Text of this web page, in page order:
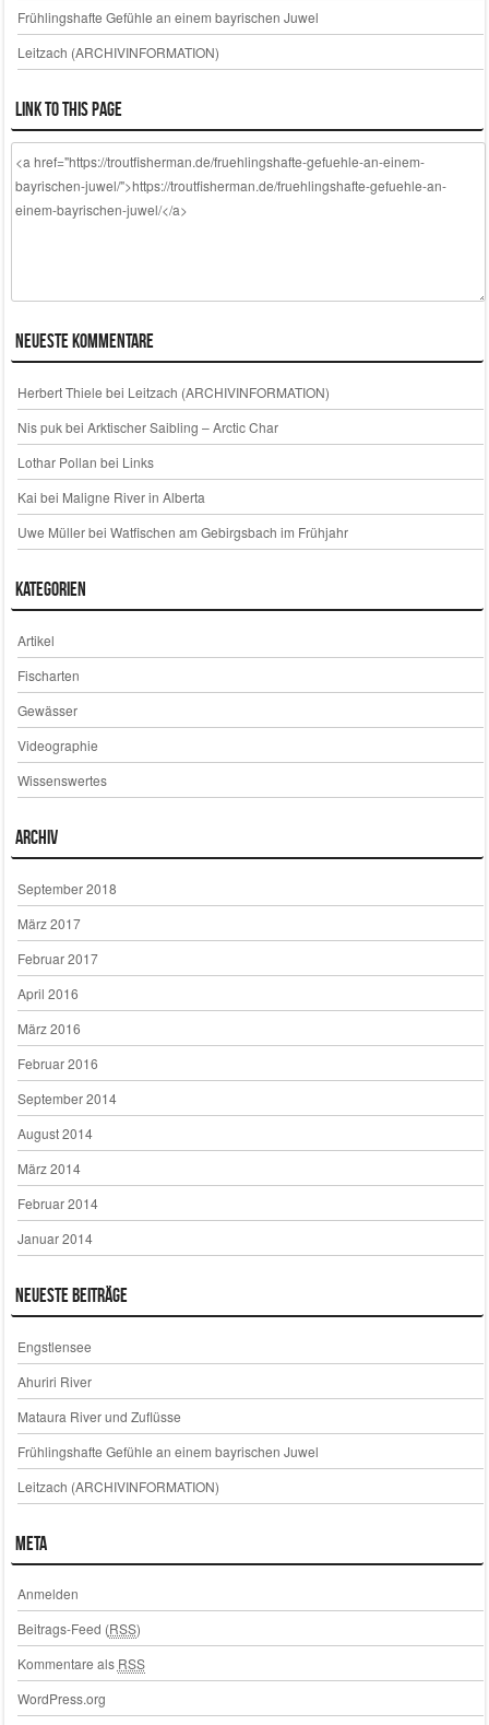
Frühlingshafte Gefühle an einem bayrischen Juwel
Leitzach (ARCHIVINFORMATION)
Link to this page
Neueste Kommentare
Herbert Thiele bei Leitzach (ARCHIVINFORMATION)
Nis pukbei Arktischer Saibling – Arctic Char
Lothar Pollan bei Links
Kai bei Maligne River in Alberta
Uwe Müllerbei Watfischen am Gebirgsbach im Frühjahr
Kategorien
Artikel
Fischarten
Gewässer
Videographie
Wissenswertes
Archiv
September 2018
März 2017
Februar 2017
April 2016
März 2016
Februar 2016
September 2014
August 2014
März 2014
Februar 2014
Januar 2014
Neueste Beiträge
Engstlensee
Ahuriri River
Mataura River und Zuflüsse
Frühlingshafte Gefühle an einem bayrischen Juwel
Leitzach (ARCHIVINFORMATION)
Meta
Anmelden
Beitrags-Feed (RSS)
Kommentare als RSS
WordPress.org